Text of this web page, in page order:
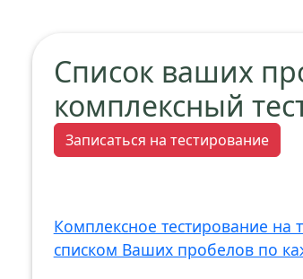
Список ваших
комплексный
Записаться на тестирование
Комплексное тестирование
списком Ваших пробелов по